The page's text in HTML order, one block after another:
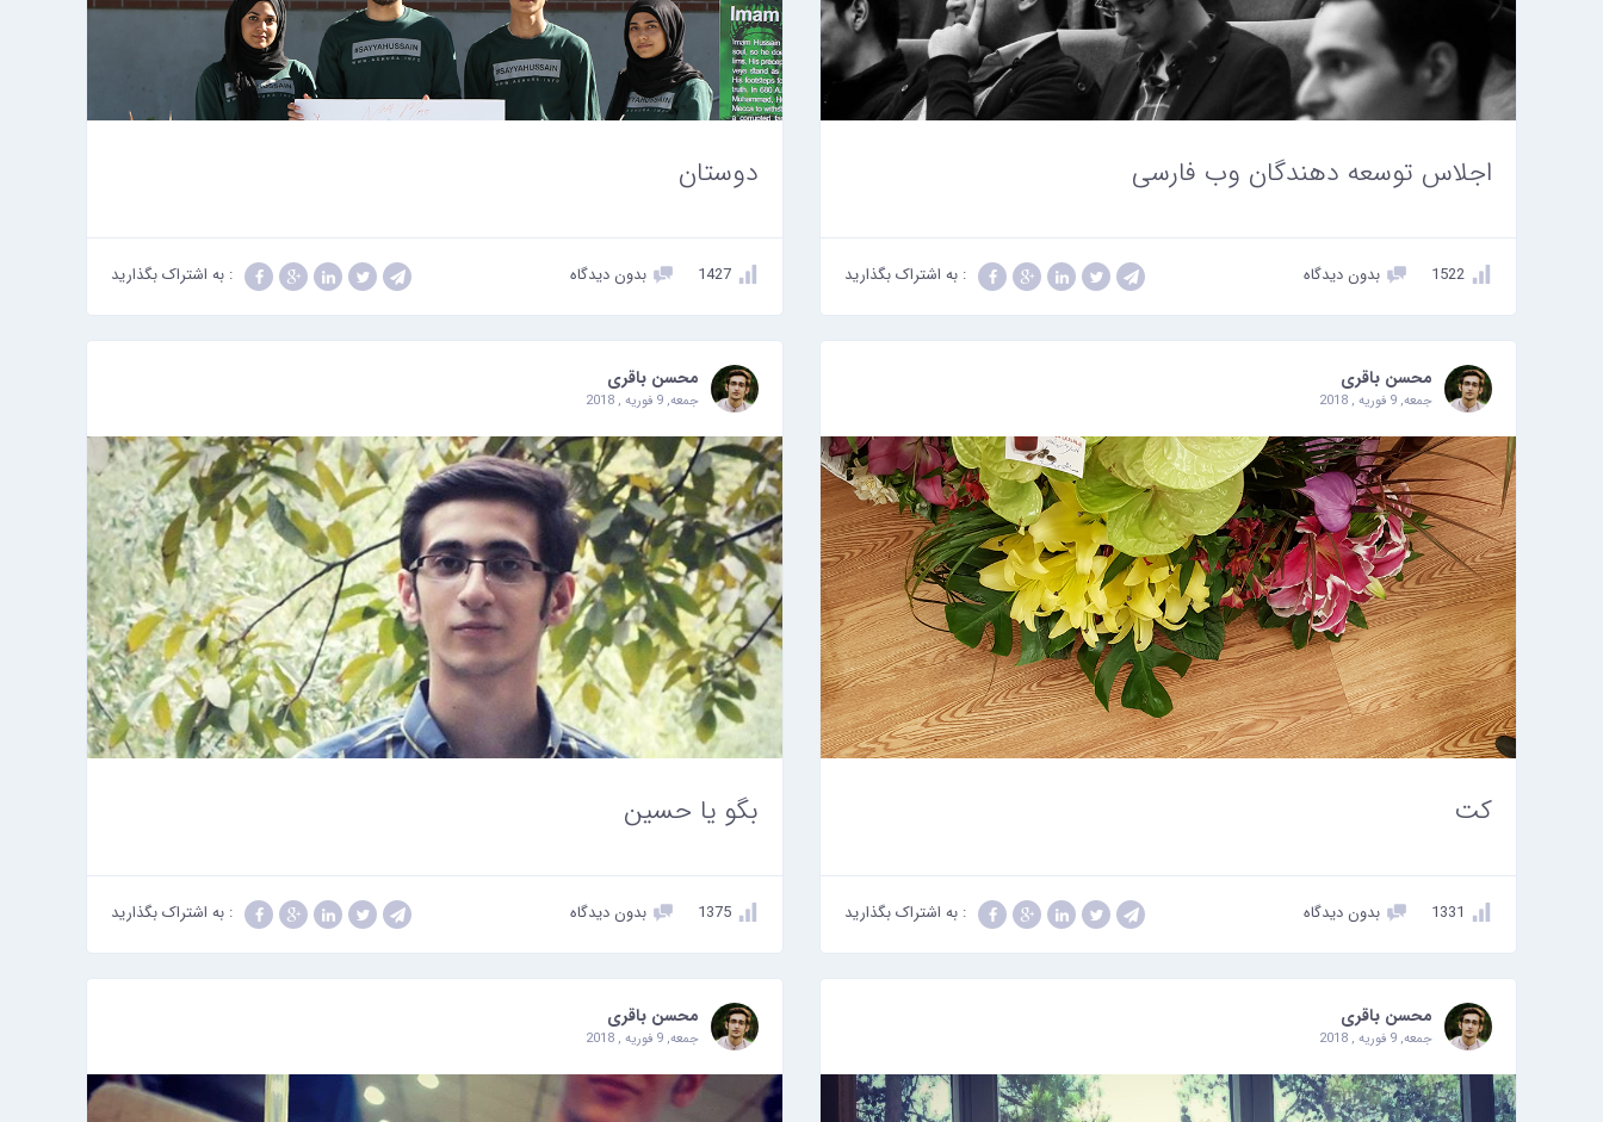
اجلاس توسعه دهندگان وب فارسی
1522 بدون دیدگاه : به اشتراک بگذارید
دوستان
1427 بدون دیدگاه : به اشتراک بگذارید
محسن باقری
جمعه, 9 فوریه , 2018
کت
1331 بدون دیدگاه : به اشتراک بگذارید
محسن باقری
جمعه, 9 فوریه , 2018
بگو یا حسین
1375 بدون دیدگاه : به اشتراک بگذارید
محسن باقری
جمعه, 9 فوریه , 2018
محسن باقری
جمعه, 9 فوریه , 2018